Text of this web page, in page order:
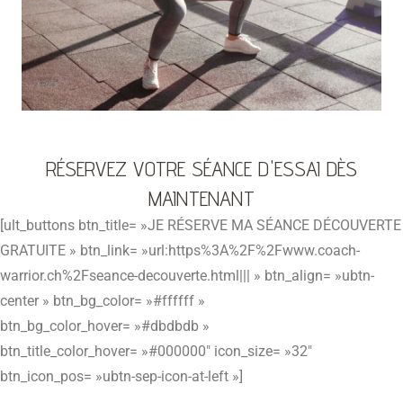
RÉSERVEZ VOTRE SÉANCE D'ESSAI DÈS
MAINTENANT
[ult_buttons btn_title= »JE RÉSERVE MA SÉANCE DÉCOUVERTE
GRATUITE » btn_link= »url:https%3A%2F%2Fwww.coach-
warrior.ch%2Fseance-decouverte.html||| » btn_align= »ubtn-
center » btn_bg_color= »#ffffff »
btn_bg_color_hover= »#dbdbdb »
btn_title_color_hover= »#000000″ icon_size= »32″
btn_icon_pos= »ubtn-sep-icon-at-left »]